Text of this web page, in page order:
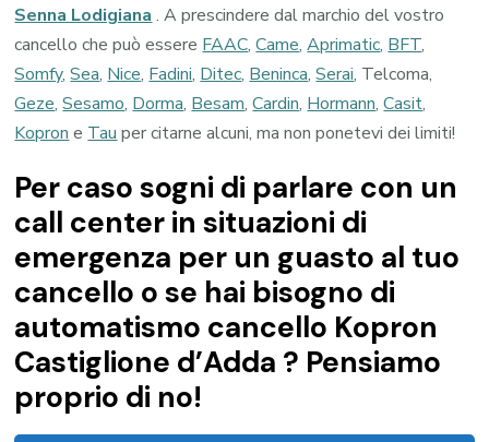
Senna Lodigiana. A prescindere dal marchio del vostro
cancello che può essereFAAC,Came,Aprimatic,BFT,
Somfy,Sea,Nice,Fadini,Ditec,Beninca,Serai, Telcoma,
Geze,Sesamo,Dorma,Besam,Cardin,Hormann,Casit,
KoproneTauper citarne alcuni, ma non ponetevi dei limiti!
Per caso sogni di parlare con un
call center in situazioni di
emergenza per un guasto al tuo
cancello o se hai bisogno di
automatismo cancello Kopron
Castiglione d’Adda ? Pensiamo
proprio di no!